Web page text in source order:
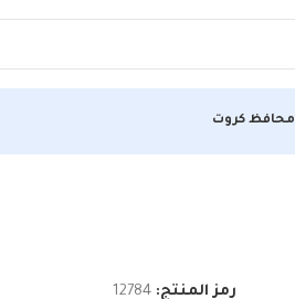
محافظ كروت
رمز المنتج: 12784